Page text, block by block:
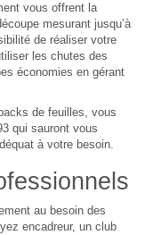
vous offrent la
mesurant jusqu’à
de réaliser votre
les chutes des
économies en gérant
de feuilles, vous
qui sauront vous
à votre besoin.
au besoin des
encadreur, un club